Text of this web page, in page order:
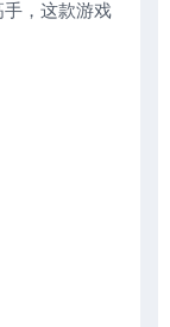
手，这款游戏